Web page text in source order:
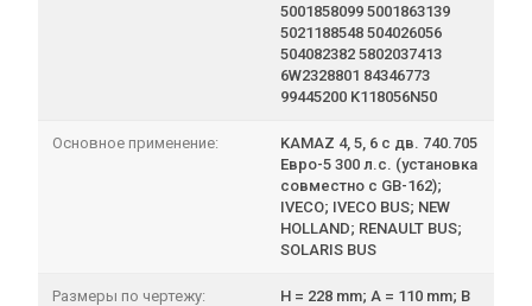
5001858099 5001863139
5021188548 504026056
504082382 5802037413
6W2328801 84346773
99445200 K118056N50
Основное применение:
KAMAZ 4, 5, 6 с дв. 740.705
Евро-5 300 л.с. (установка
совместно с GB-162);
IVECO; IVECO BUS; NEW
HOLLAND; RENAULT BUS;
SOLARIS BUS
Размеры по чертежу:
H = 228 mm; A = 110 mm; B